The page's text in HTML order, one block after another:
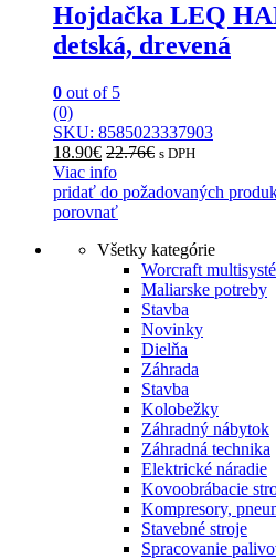
Hojdačka LEQ
detská, drevená
0 out of 5
(0)
SKU: 8585023337903
18.90€ 22.76€ s DPH
Viac info
pridať do požadovaných
porovnať
Všetky kategórie
Worcraft
Maliarske potreby
Stavba
Novinky
Dielňa
Záhrada
Stavba
Kolobežky
Záhradný nábytok
Záhradná technika
Elektrické náradie
Kovoobrábacie
Kompresory,
Stavebné stroje
Spracovanie